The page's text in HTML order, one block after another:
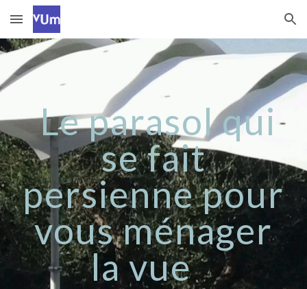
Skip to main content Skip to navigation
Le parasol qui
se fait
persienne pour
vous ménager
la vue